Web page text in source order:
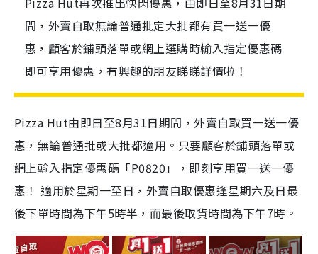
間，外賣自取無論普通批定大批都有買一送一優
惠，顧客於鋪頭落單或網上選購時輸入指定優惠碼
即可享用優惠，有興趣的朋友睇睇詳情啦！
Pizza Hut由即日至8月31日期間，外賣自取買一送一優
惠，無論普通批或大批都適用。只要顧客於鋪頭落單或
網上輸入指定優惠碼「P0820」，即刻享用買一送一優
惠！ 適用於星期一至日，外賣自取優惠逢星期六及日最
後下單時間為下午5時半，而最後取貨時間為下午7時。